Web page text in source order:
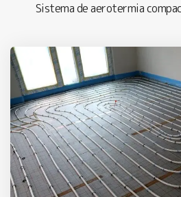
Sistema de aerotermia